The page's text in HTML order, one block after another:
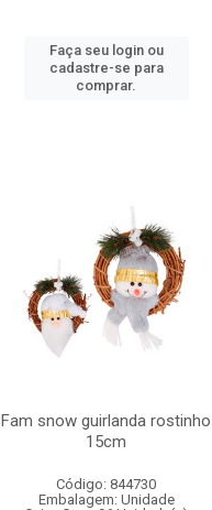
Faça seu login ou
cadastre-se para
comprar.
Fam snow guirlanda rostinho
15cm
Código: 844730
Embalagem: Unidade